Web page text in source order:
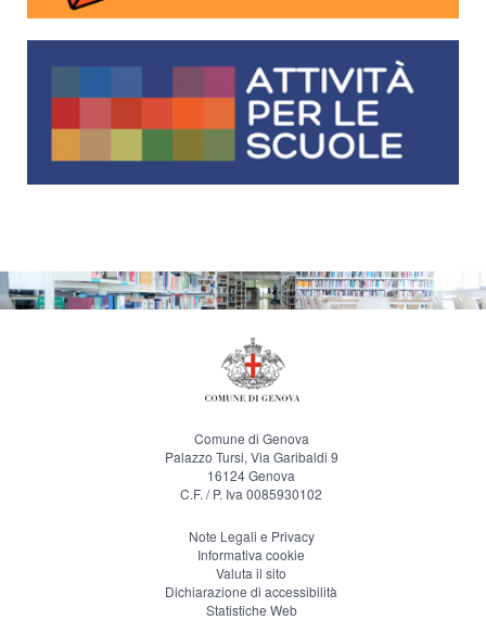
Comune di Genova
Palazzo Tursi, Via Garibaldi 9
16124 Genova
C.F. / P. Iva 0085930102
Note Legali e Privacy
Informativa cookie
Valuta il sito
Dichiarazione di accessibilità
Statistiche Web